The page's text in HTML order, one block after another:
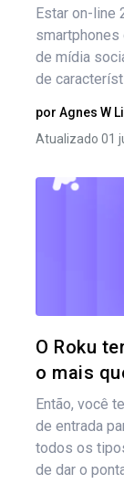
Estar on-line
de mídia
de
por Agnes W
Atualizado 01
O Roku
o mais
Então, você
de entrada
todos os
de dar o